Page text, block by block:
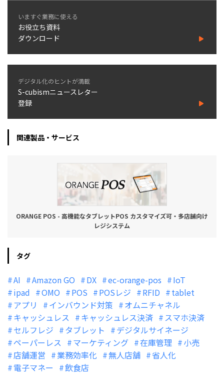
いますぐ業務に使える
お役立ち資料
ダウンロード
デジタル化のヒントが満載
S-cubismニュースレター
登録
関連製品・サービス
ORANGE POS - 高機能なタブレットPOS カスタマイズ可・多店舗向け
レジシステム
タグ
AI Amazon GO DX ec-orange-pos
IoT
ipad
OMO POS POSレジ RFID
tablet
アプリ
インバウンド対策
オムニチャネル
キャッシュレス
キャッシュレス決済
スマホ決済
セルフレジ
タブレット
デジタルサイネージ
ペーパーレス
マーケティング 在庫管理
小売
店舗運営
業務効率化 無人店舗
省人化
電子マネー
飲食店